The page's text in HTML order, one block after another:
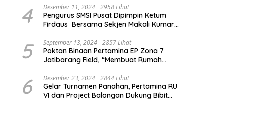
4 Desember 11, 2024 2958 Lihat
Pengurus SMSI Pusat Dipimpin Ketum
Firdaus Bersama Sekjen Makali Kumar
Yusuf
5 September 13, 2024 2857 Lihat
Poktan Binaan Pertamina EP Zona 7
Jatibarang Field, “Membuat Rumah
Tikus
6 Desember 23, 2024 2844 Lihat
Gelar Turnamen Panahan, Pertamina RU
VI dan Project Balongan Dukung Bibit